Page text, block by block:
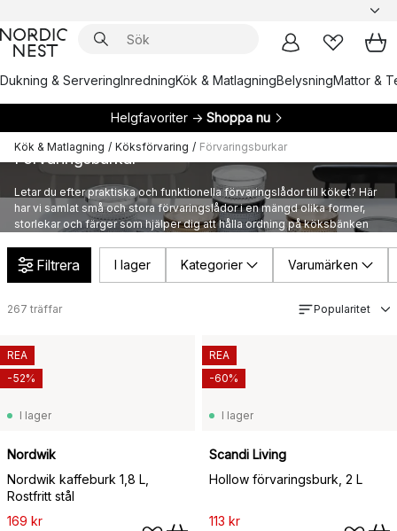
Dukning & ServeringInredningKök & MatlagningBelysningMattor &
Helgfavoriter → Shoppa nu
Kök & Matlagning / Köksförvaring / Förvaringsburkar
Förvaringsburkar
Letar du efter praktiska och funktionella förvaringslådor till köket? Här
har vi samlat små och stora förvaringslådor i en mängd olika former,
storlekar och färger som hjälper dig att hålla ordning på köksbänken
Filtrera I lager Kategorier Varumärken
267 träffar Popularitet
I lager
Nordwik
Nordwik kaffeburk 1,8 L,
Rostfritt stål
169 kr
REA
-52%
I lager
Scandi Living
Hollow förvaringsburk, 2 L
113 kr
REA
-60%